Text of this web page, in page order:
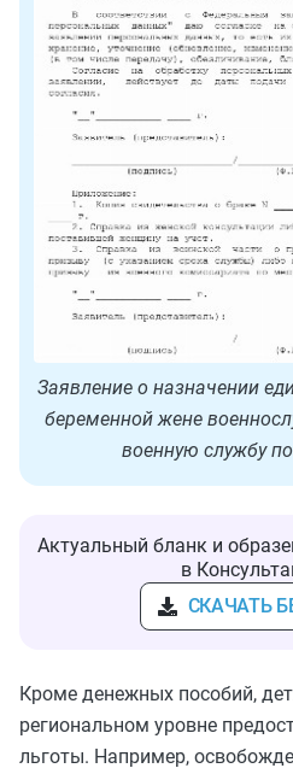
Заявление о назначении
беременной жене
военную службу
Актуальный бланк и
в
СКАЧАТЬ
Кроме денежных пособий,
региональном уровне
льготы. Например,